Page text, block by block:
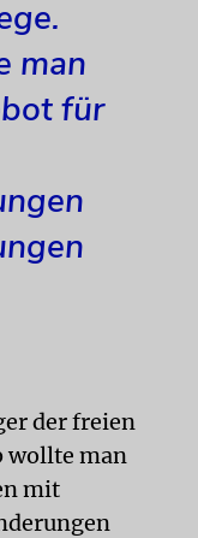
man
für
der freien
wollte man
mit